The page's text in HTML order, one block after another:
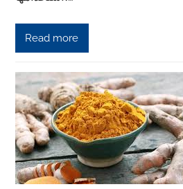
Read more